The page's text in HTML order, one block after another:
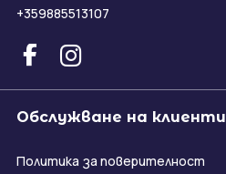
+359885513107
Обслужване на клиенти
Политика за поверителност